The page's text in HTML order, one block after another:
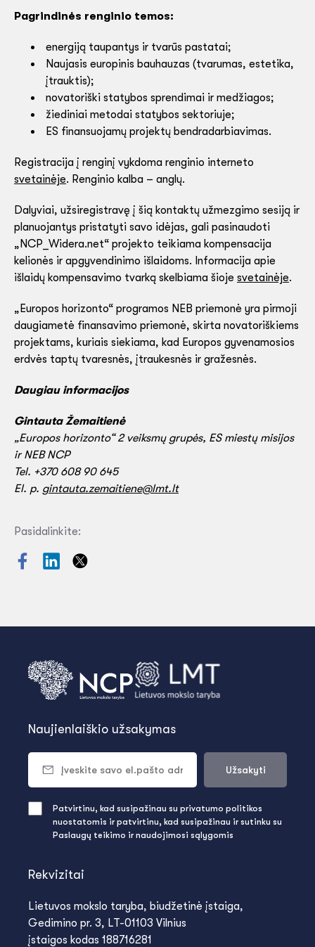
Pagrindinės renginio temos:
energiją taupantys ir tvarūs pastatai;
Naujasis europinis bauhauzas (tvarumas, estetika,
įtrauktis);
novatoriški statybos sprendimai ir medžiagos;
žiediniai metodai statybos sektoriuje;
ES finansuojamų projektų bendradarbiavimas.
Registracija į renginį vykdoma renginio interneto
svetainėje. Renginio kalba – anglų.
Dalyviai, užsiregistravę į šią kontaktų užmezgimo sesiją ir
planuojantys pristatyti savo idėjas, gali pasinaudoti
„NCP_Widera.net“ projekto teikiama kompensacija
kelionės ir apgyvendinimo išlaidoms. Informacija apie
išlaidų kompensavimo tvarką skelbiama šioje svetainėje.
„Europos horizonto“ programos NEB priemonė yra pirmoji
daugiametė finansavimo priemonė, skirta novatoriškiems
projektams, kuriais siekiama, kad Europos gyvenamosios
erdvės taptų tvaresnės, įtraukesnės ir gražesnės.
Daugiau informacijos
Gintauta Žemaitienė
„Europos horizonto“ 2 veiksmų grupės, ES miestų misijos
ir NEB NCP
Tel. +370 608 90 645
El. p. gintauta.zemaitiene@lmt.lt
Pasidalinkite:
Rekvizitai
Lietuvos mokslo taryba, biudžetinė įstaiga,
Gedimino pr. 3, LT-01103 Vilnius
įstaigos kodas 188716281
Naujienlaiškio užsakymas
Užsakyti
Patvirtinu, kad susipažinau su privatumo politikos
nuostatomis ir patvirtinu, kad susipažinau ir sutinku su
Paslaugų teikimo ir naudojimosi sąlygomis